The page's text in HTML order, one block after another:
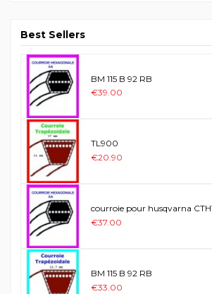
Best Sellers
BM 115 B 92 RB
€39.00
TL900
€20.90
courroie pour husqvarna
€37.00
BM 115 B 92 RB
€33.00